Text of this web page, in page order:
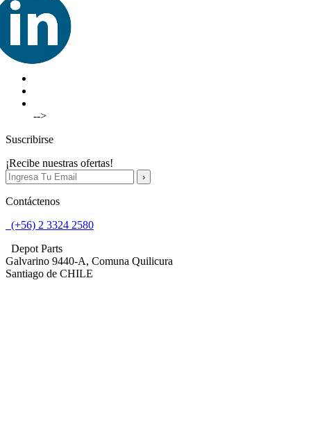
-->
Suscribirse
¡Recibe nuestras ofertas!
Contáctenos
(+56) 2 3324 2580
Depot Parts
Galvarino 9440-A, Comuna Quilicura
Santiago de CHILE